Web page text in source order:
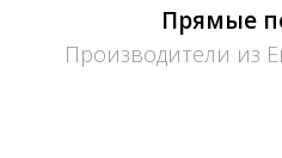
Прямые
Производители из